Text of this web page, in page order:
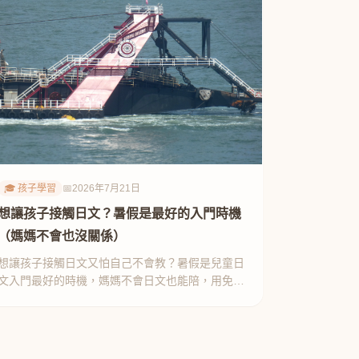
🎓 孩子學習 📅2026年7月21日
讓孩子接觸日文？暑假是最好的入門時機
媽媽不會也沒關係）
讓孩子接觸日文又怕自己不會教？暑假是兒童日
入門最好的時機，媽媽不會日文也能陪，用免費